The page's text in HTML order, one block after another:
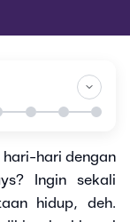
hari-hari dengan
Ingin sekali
hidup, deh.